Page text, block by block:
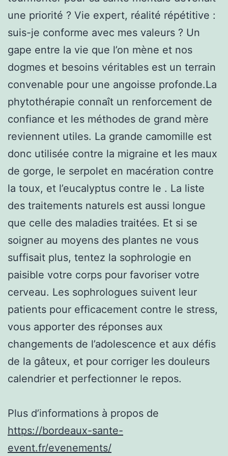
une priorité ? Vie expert, réalité répétitive :
suis-je conforme avec mes valeurs ? Un
gape entre la vie que l’on mène et nos
dogmes et besoins véritables est un terrain
convenable pour une angoisse profonde.La
phytothérapie connaît un renforcement de
confiance et les méthodes de grand mère
reviennent utiles. La grande camomille est
donc utilisée contre la migraine et les maux
de gorge, le serpolet en macération contre
la toux, et l’eucalyptus contre le . La liste
des traitements naturels est aussi longue
que celle des maladies traitées. Et si se
soigner au moyens des plantes ne vous
suffisait plus, tentez la sophrologie en
paisible votre corps pour favoriser votre
cerveau. Les sophrologues suivent leur
patients pour efficacement contre le stress,
vous apporter des réponses aux
changements de l’adolescence et aux défis
de la gâteux, et pour corriger les douleurs
calendrier et perfectionner le repos.
Plus d’informations à propos de
https://bordeaux-sante-
event.fr/evenements/